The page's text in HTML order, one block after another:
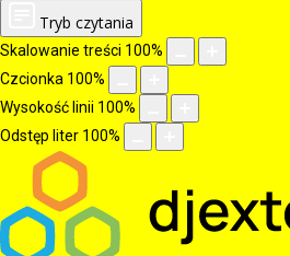
Tryb czytania
Skalowanie treści 100%
Czcionka 100%
Wysokość linii 100%
Odstęp liter 100%